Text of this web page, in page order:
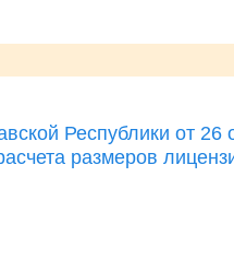
Республики от 26
размеров